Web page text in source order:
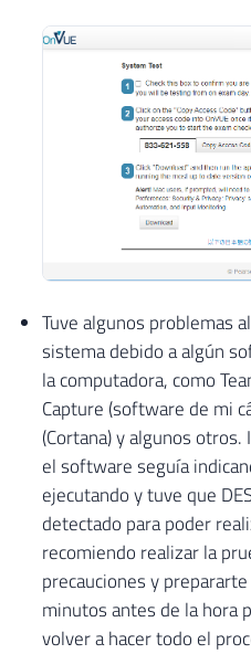
Tuve algunos problemas
sistema debido a algún
la computadora, como
Capture (software de mi
(Cortana) y algunos
el software seguía
ejecutando y tuve que
detectado para poder
recomiendo realizar la
precauciones y
minutos antes de la hora
volver a hacer todo el